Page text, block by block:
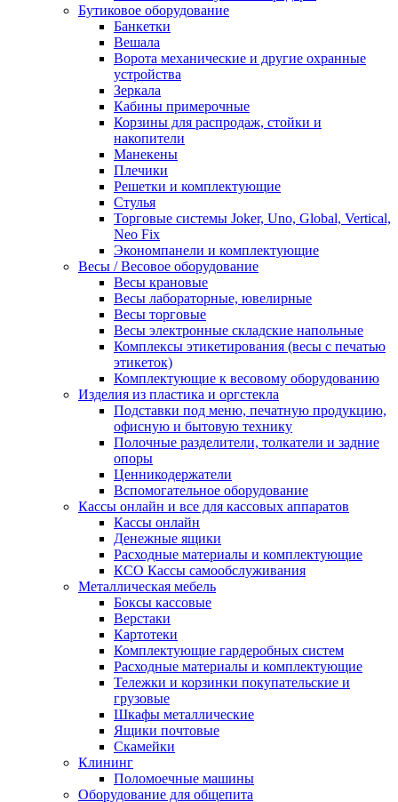
Бутиковое оборудование
Банкетки
Вешала
Ворота механические и другие охранные
устройства
Зеркала
Кабины примерочные
Корзины для распродаж, стойки и
накопители
Манекены
Плечики
Решетки и комплектующие
Стулья
Торговые системы Joker, Uno, Global, Vertical,
Neo Fix
Экономпанели и комплектующие
Весы / Весовое оборудование
Весы крановые
Весы лабораторные, ювелирные
Весы торговые
Весы электронные складские напольные
Комплексы этикетирования (весы с печатью
этикеток)
Комплектующие к весовому оборудованию
Изделия из пластика и оргстекла
Подставки под меню, печатную продукцию,
офисную и бытовую технику
Полочные разделители, толкатели и задние
опоры
Ценникодержатели
Вспомогательное оборудование
Кассы онлайн и все для кассовых аппаратов
Кассы онлайн
Денежные ящики
Расходные материалы и комплектующие
КСО Кассы самообслуживания
Металлическая мебель
Боксы кассовые
Верстаки
Картотеки
Комплектующие гардеробных систем
Расходные материалы и комплектующие
Тележки и корзинки покупательские и
грузовые
Шкафы металлические
Ящики почтовые
Скамейки
Клининг
Поломоечные машины
Оборудование для общепита